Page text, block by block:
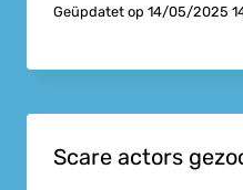
Geüpdatet op 14/05/2025
Scare actors